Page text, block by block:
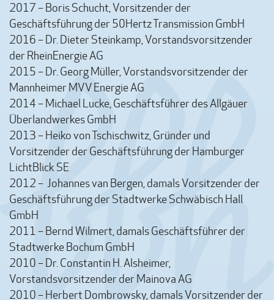
2017 – Boris Schucht, Vorsitzender der
Geschäftsführung der 50Hertz Transmission GmbH
2016 – Dr. Dieter Steinkamp, Vorstandsvorsitzender
der RheinEnergie AG
2015 – Dr. Georg Müller, Vorstandsvorsitzender der
Mannheimer MVV Energie AG
2014 – Michael Lucke, Geschäftsführer des Allgäuer
Überlandwerkes GmbH
2013 – Heiko von Tschischwitz, Gründer und
Vorsitzender der Geschäftsführung der Hamburger
LichtBlick SE
2012 – Johannes van Bergen, damals Vorsitzender der
Geschäftsführung der Stadtwerke Schwäbisch Hall
GmbH
2011 – Bernd Wilmert, damals Geschäftsführer der
Stadtwerke Bochum GmbH
2010 – Dr. Constantin H. Alsheimer,
Vorstandsvorsitzender der Mainova AG
2010 – Herbert Dombrowsky, damals Vorsitzender der